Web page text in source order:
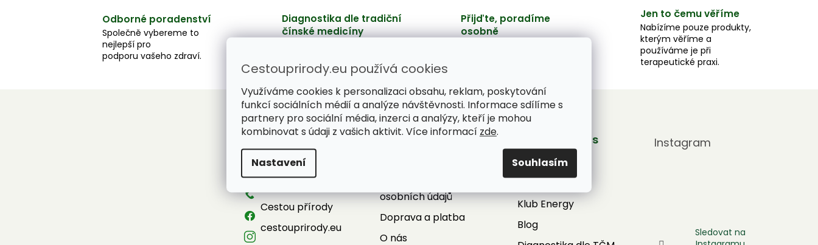
Cestouprirody.eu používá cookies
Využíváme cookies k personalizaci obsahu, reklam, poskytování
funkcí sociálních médií a analýze návštěvnosti. Informace sdílíme s
partnery pro sociální média, inzerci a analýzy, kteří je mohou
kombinovat s údaji z vašich aktivit. Více informací zde.
Nastavení Souhlasím
Odborné poradenství
Společně vybereme to
nejlepší pro
podporu vašeho zdraví.
Diagnostika dle tradiční
čínské medicíny
Přijďte, poradíme
osobně
Jen to čemu věříme
Nabízíme pouze produkty,
kterým věříme a
používáme je při
terapeutické praxi.
info@cestouprirody.eu
Cestou přírody
cestouprirody.eu
Informace pro vás
osobních údajů
Doprava a platba
O nás
Služby pro vás
ePoradna
Klub Energy
Blog
Instagram
Sledovat na